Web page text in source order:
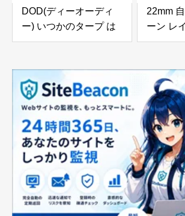
DOD(ディーオーディ
ー) いつかのタープ は
じめてでも扱いやすい
ープ waterproof タン
Medium オールインワ
ン 延長テープ 標準付属
UV加工済 TT5-631-TN
22mm
ーン レ
クリス
の装飾
日以内配